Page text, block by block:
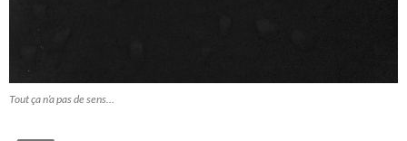
Tout ça n’a pas de sens…